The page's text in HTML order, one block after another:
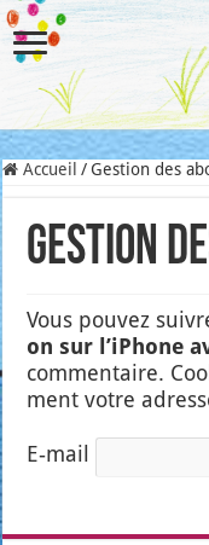
Accueil / Gestion des
Gestion
Vous pou­vez
on sur l’i­Phone
com­men­taire.
ment votre
E‑mail